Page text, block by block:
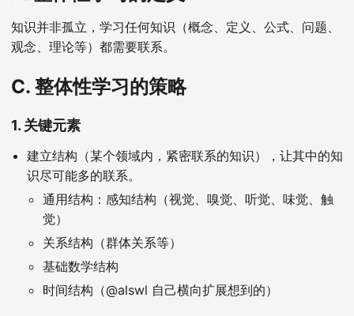
知识并非孤立，学习任何知识（概念、定义、公式、问题、
观念、理论等）都需要联系。
C. 整体性学习的策略
1. 关键元素
建立结构（某个领域内，紧密联系的知识），让其中的知
识尽可能多的联系。
通用结构：感知结构（视觉、嗅觉、听觉、味觉、触
觉）
关系结构（群体关系等）
基础数学结构
时间结构（@alswl 自己横向扩展想到的）